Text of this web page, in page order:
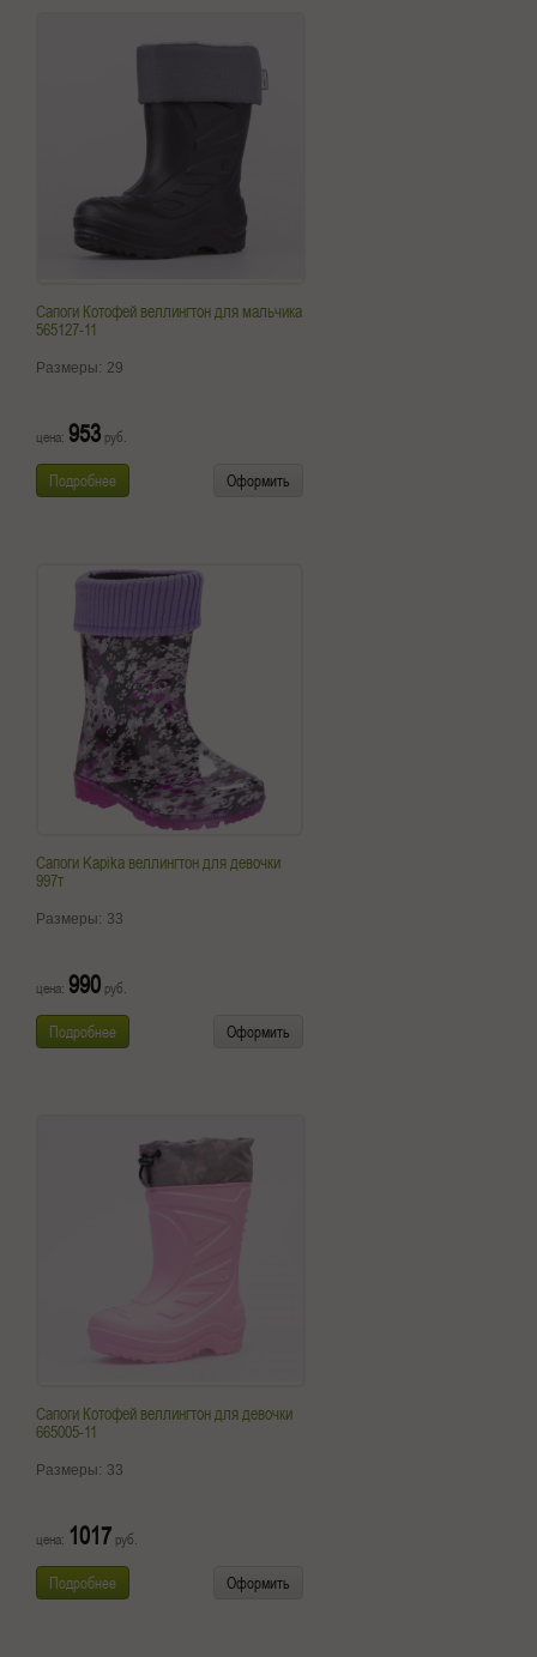
Сапоги Котофей веллингтон для мальчика
565127-11
Размеры: 29
цена: 953 руб.
Подробнее Оформить
Сапоги Kapika веллингтон для девочки
997т
Размеры: 33
цена: 990 руб.
Подробнее Оформить
Сапоги Котофей веллингтон для девочки
665005-11
Размеры: 33
цена: 1017 руб.
Подробнее Оформить